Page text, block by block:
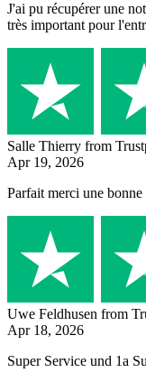
J'ai pu récupérer une
très important pour
Salle Thierry from
Apr 19, 2026
Parfait merci une bonne
Uwe Feldhusen from
Apr 18, 2026
Super Service und 1a